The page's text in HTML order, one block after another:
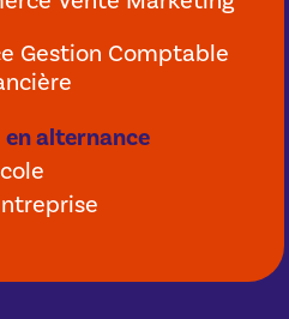
Gestion Comptable
alternance